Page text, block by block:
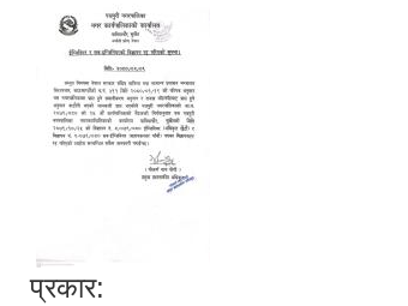
प्रकार: